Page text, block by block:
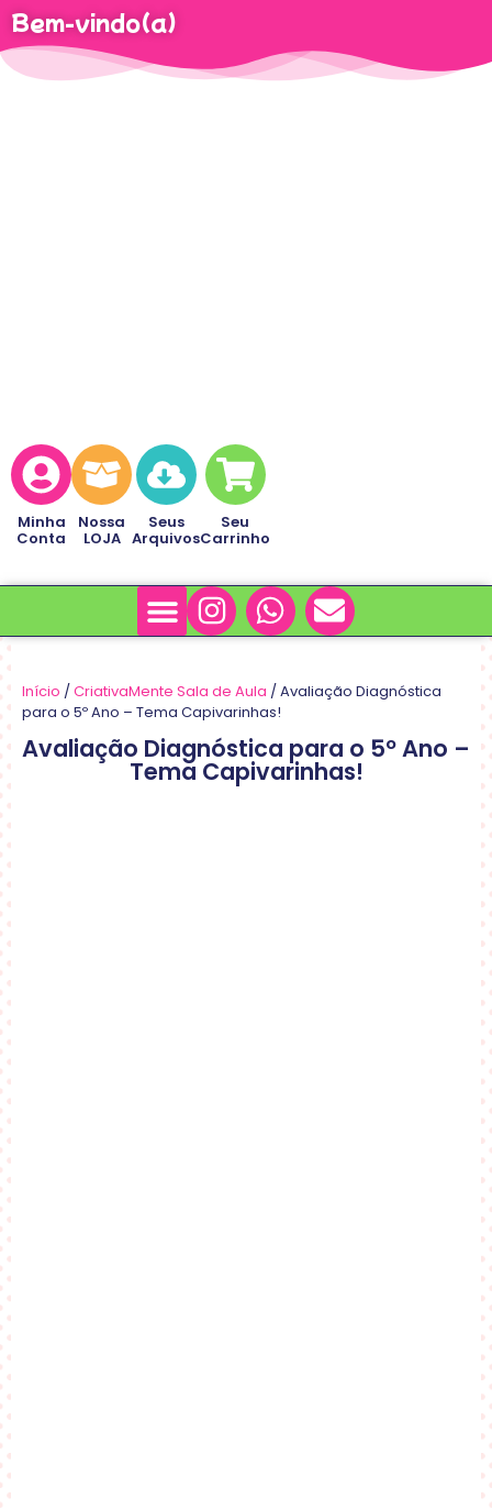
Bem-vindo(a)
Minha
Conta
Nossa
LOJA
Seus
Arquivos
Seu
Carrinho
Início /CriativaMente Sala de Aula / Avaliação Diagnóstica
para o 5º Ano – Tema Capivarinhas!
Avaliação Diagnóstica para o 5º Ano –
Tema Capivarinhas!